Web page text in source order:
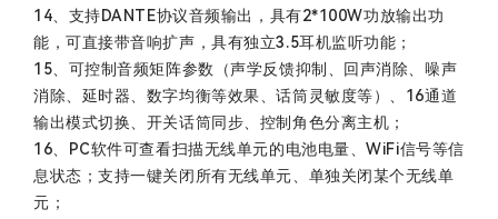
14、支持DANTE协议音频输出，具有2*100W功放输出功
能，可直接带音响扩声，具有独立3.5耳机监听功能；
15、可控制音频矩阵参数（声学反馈抑制、回声消除、噪声
消除、延时器、数字均衡等效果、话筒灵敏度等）、16通道
输出模式切换、开关话筒同步、控制角色分离主机；
16、PC软件可查看扫描无线单元的电池电量、WiFi信号等信
息状态；支持一键关闭所有无线单元、单独关闭某个无线单
元；